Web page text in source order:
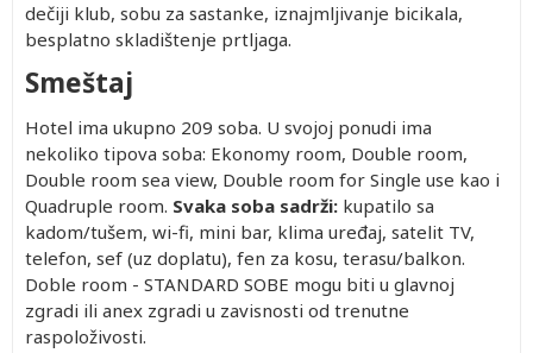
dečiji klub, sobu za sastanke, iznajmljivanje bicikala,
besplatno skladištenje prtljaga.
Smeštaj
Hotel ima ukupno 209 soba. U svojoj ponudi ima
nekoliko tipova soba: Ekonomy room, Double room,
Double room sea view, Double room for Single use kao i
Quadruple room. Svaka soba sadrži: kupatilo sa
kadom/tušem, wi-fi, mini bar, klima uređaj, satelit TV,
telefon, sef (uz doplatu), fen za kosu, terasu/balkon.
Doble room - STANDARD SOBE mogu biti u glavnoj
zgradi ili anex zgradi u zavisnosti od trenutne
raspoloživosti.